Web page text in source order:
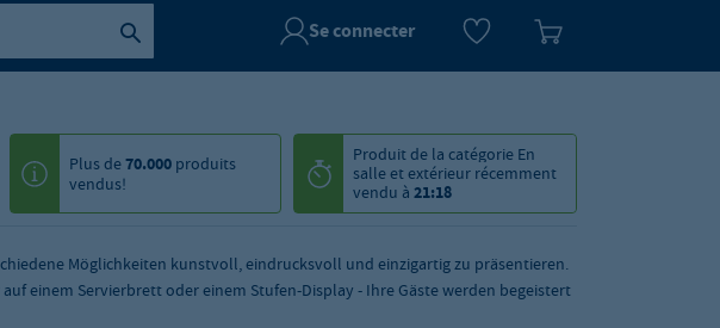
Se connecter
Plus de70.000produits
vendus!
Produit de la catégorie En
salle et extérieur récemment
vendu à21:18
Möglichkeiten kunstvoll, eindrucksvoll und einzigartig zu präsentieren.
einem Servierbrett oder einem Stufen-Display - Ihre Gäste werden begeistert